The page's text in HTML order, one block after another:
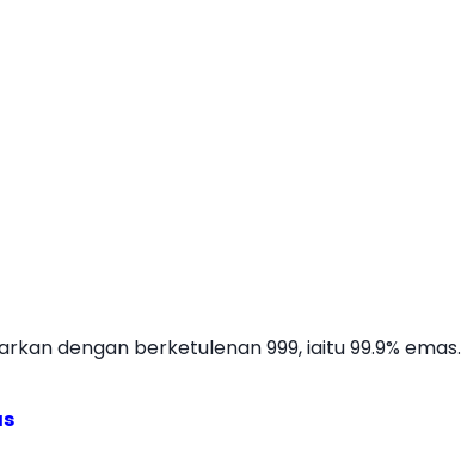
dengan berketulenan 999, iaitu 99.9% emas.